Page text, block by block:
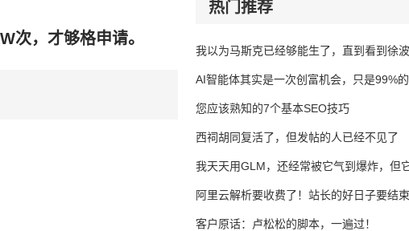
次，才够格申请。
热门推荐
我以为马斯克已经够能生了，直到看到
AI智能体其实是一次创富机会，只是99%
错过了
您应该熟知的7个基本SEO技巧
西祠胡同复活了，但发帖的人已经不见了
我天天用GLM，还经常被它气到爆炸，但
16万亿
阿里云解析要收费了！站长的好日子要结
客户原话：卢松松的脚本，一遍过！